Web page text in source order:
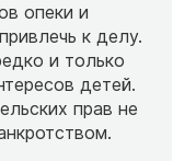
опеки и
к делу.
и только
детей.
прав не